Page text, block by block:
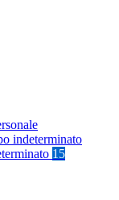
indeterminato
15